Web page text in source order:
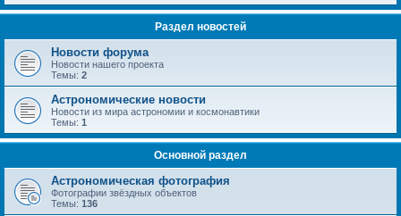
Раздел новостей
Новости форума
Новости нашего проекта
Темы: 2
Астрономические новости
Новости из мира астрономии и космонавтики
Темы: 1
Основной раздел
Астрономическая фотография
Фотографии звёздных объектов
Темы: 136